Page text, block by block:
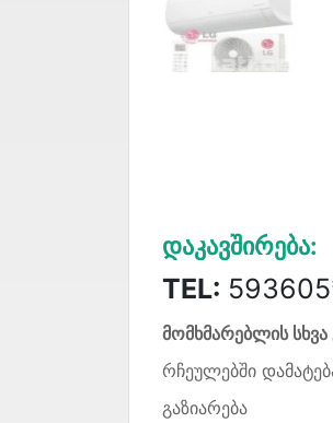
Დაკავშირება:
TEL:
მომხმარებლის სხვა
რჩეულებში
გაზიარება